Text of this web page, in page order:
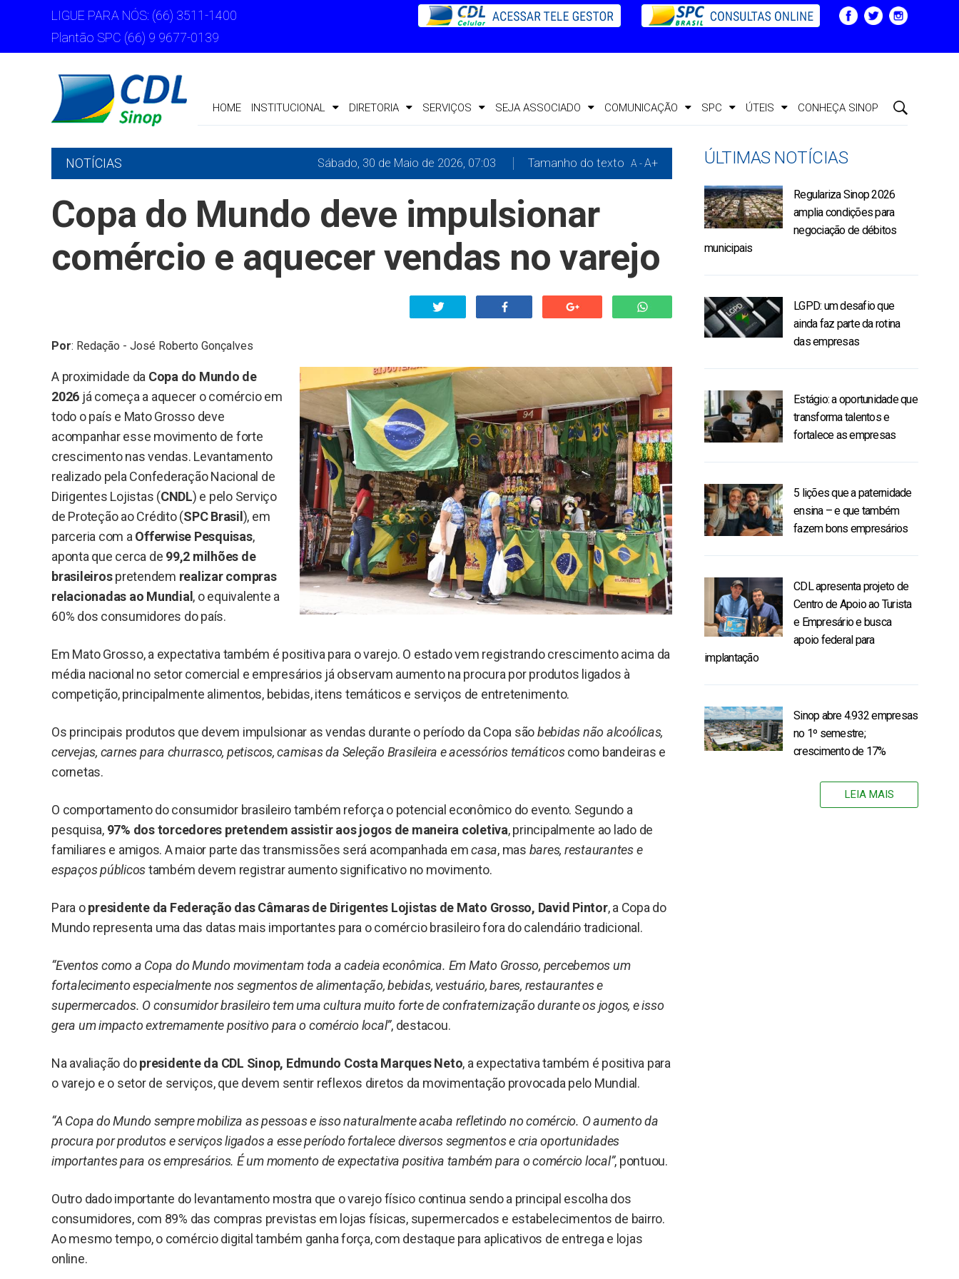
LIGUE PARA NÓS: (66) 3511-1400
Plantão SPC (66) 9 9677-0139
HOME INSTITUCIONAL DIRETORIA SERVIÇOS SEJA ASSOCIADO COMUNICAÇÃO SPC ÚTEIS CONHEÇA SINOP
NOTÍCIAS Sábado, 30 de Maio de 2026, 07:03 Tamanho do texto A -A+
Copa do Mundo deve impulsionar
comércio e aquecer vendas no varejo
Por: Redação - José Roberto Gonçalves
A proximidade da Copa do Mundo de
2026 já começa a aquecer o comércio em
todo o país e Mato Grosso deve
acompanhar esse movimento de forte
crescimento nas vendas. Levantamento
realizado pela Confederação Nacional de
Dirigentes Lojistas (CNDL) e pelo Serviço
de Proteção ao Crédito (SPC Brasil ), em
parceria com a Offerwise Pesquisas,
aponta que cerca de 99,2 milhões de
brasileirospretendem realizar compras
relacionadas ao Mundial , o equivalente a
60% dos consumidores do país.
Em Mato Grosso, a expectativa também é positiva para o varejo. O estado vem registrando crescimento acima da
média nacional no setor comercial e empresários já observam aumento na procura por produtos ligados à
competição, principalmente alimentos, bebidas, itens temáticos e serviços de entretenimento.
Os principais produtos que devem impulsionar as vendas durante o período da Copa sãobebidas não alcoólicas,
cervejas, carnes para churrasco, petiscos, camisas da Seleção Brasileira e acessórios temáticoscomo bandeiras e
cornetas.
O comportamento do consumidor brasileiro também reforça o potencial econômico do evento. Segundo a
pesquisa, 97% dos torcedores pretendem assistir aos jogos de maneira coletiva, principalmente ao lado de
familiares e amigos. A maior parte das transmissões será acompanhada emcasa, mas bares, restaurantes e
espaços públicostambém devem registrar aumento significativo no movimento.
Para opresidente da Federação das Câmaras de Dirigentes Lojistas de Mato Grosso, David Pintor, a Copa do
Mundo representa uma das datas mais importantes para o comércio brasileiro fora do calendário tradicional.
“Eventos como a Copa do Mundo movimentam toda a cadeia econômica. Em Mato Grosso, percebemos um
fortalecimento especialmente nos segmentos de alimentação, bebidas, vestuário, bares, restaurantes e
supermercados. O consumidor brasileiro tem uma cultura muito forte de confraternização durante os jogos, e isso
gera um impacto extremamente positivo para o comércio local”, destacou.
Na avaliação dopresidente da CDL Sinop, Edmundo Costa Marques Neto, a expectativa também é positiva para
o varejo e o setor de serviços, que devem sentir reflexos diretos da movimentação provocada pelo Mundial.
“A Copa do Mundo sempre mobiliza as pessoas e isso naturalmente acaba refletindo no comércio. O aumento da
procura por produtos e serviços ligados a esse período fortalece diversos segmentos e cria oportunidades
importantes para os empresários. É um momento de expectativa positiva também para o comércio local”, pontuou.
Outro dado importante do levantamento mostra que o varejo físico continua sendo a principal escolha dos
consumidores, com 89% das compras previstas em lojas físicas, supermercados e estabelecimentos de bairro.
Ao mesmo tempo, o comércio digital também ganha força, com destaque para aplicativos de entrega e lojas
online.
ÚLTIMAS NOTÍCIAS
Regulariza Sinop 2026
amplia condições para
negociação de débitos
municipais
LGPD: um desafio que
ainda faz parte da rotina
das empresas
Estágio: a oportunidade que
transforma talentos e
fortalece as empresas
5 lições que a paternidade
ensina – e que também
fazem bons empresários
CDL apresenta projeto de
Centro de Apoio ao Turista
e Empresário e busca
apoio federal para
implantação
Sinop abre 4.932 empresas
no 1º semestre;
crescimento de 17%
LEIA MAIS